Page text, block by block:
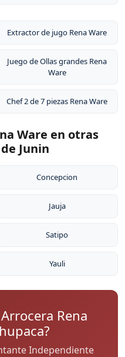
Extractor de jugo Rena Ware
Juego de Ollas grandes Rena
Ware
Chef 2 de 7 piezas Rena Ware
Ware en otras
Junin
Concepcion
Jauja
Satipo
Yauli
Rena
Independiente